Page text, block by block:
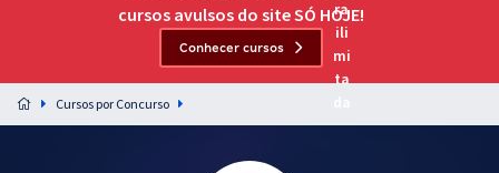
Preparação completa e intensiva para as principais
residências em saúde do Brasil
cursos avulsos do site SÓ HOJE!
Conhecer cursos
Cursos por Concurso